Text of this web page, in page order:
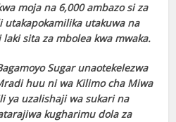
moja na 6,000 ambazo si za
utakapokamilika utakuwa na
sita za mbolea kwa mwaka.
Sugar unaotekelezwa
huu ni wa Kilimo cha Miwa
ya uzalishaji wa sukari na
kugharimu dola za